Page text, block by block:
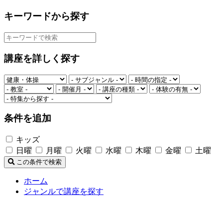
キーワードから探す
講座を詳しく探す
条件を追加
キッズ
日曜
月曜 火曜 水曜 木曜 金曜 土曜
この条件で検索
ホーム
ジャンルで講座を探す